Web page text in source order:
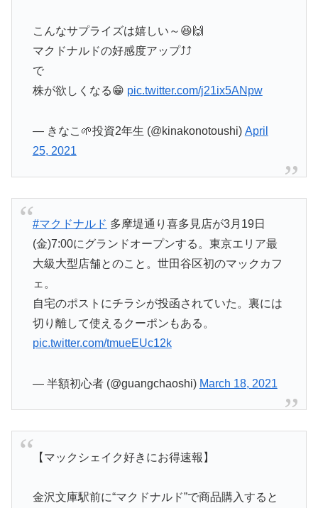
こんなサプライズは嬉しい～😆🙌
マクドナルドの好感度アップ⤴️⤴️
で
株が欲しくなる😁 pic.twitter.com/j21ix5ANpw
— きなこ🌱投資2年生 (@kinakonotoushi) April
25, 2021
#マクドナルド 多摩堤通り喜多見店が3月19日
(金)7:00にグランドオープンする。東京エリア最
大級大型店舗とのこと。世田谷区初のマックカフ
ェ。
自宅のポストにチラシが投函されていた。裏には
切り離して使えるクーポンもある。
pic.twitter.com/tmueEUc12k
— 半額初心者 (@guangchaoshi) March 18, 2021
【マックシェイク好きにお得速報】
金沢文庫駅前に“マクドナルド”で商品購入すると